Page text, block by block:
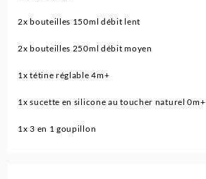
2x bouteilles 150ml débit lent
2x bouteilles 250ml débit moyen
1x tétine réglable 4m+
1x sucette en silicone au toucher naturel 0m+
1x 3 en 1 goupillon